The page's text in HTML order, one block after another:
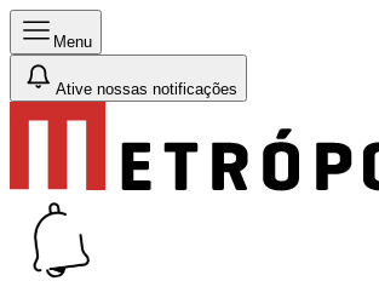
Menu
Ative nossas notificações